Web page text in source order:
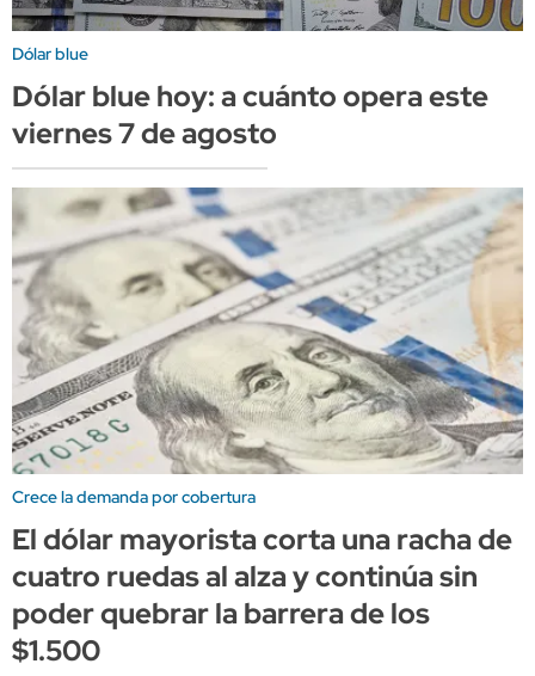
Dólar blue
Dólar blue hoy: a cuánto opera este
viernes 7 de agosto
Crece la demanda por cobertura
El dólar mayorista corta una racha de
cuatro ruedas al alza y continúa sin
poder quebrar la barrera de los
$1.500